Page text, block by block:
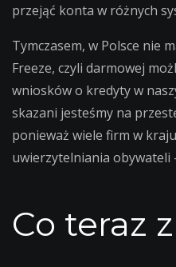
przejąć konta w różnych
Tymczasem, w Polsce nie
Freeze, czyli darmowej
wniosków o kredyty w
skazani jesteśmy na
ponieważ wiele firm w
uwierzytelniania obywateli
Co teraz